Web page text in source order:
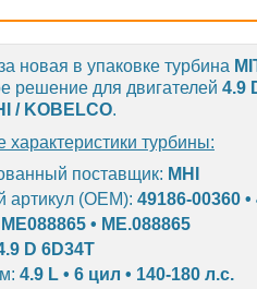
новая в упаковке турбина
решение для двигателей 4.9
/ KOBELCO.
турбины:
поставщик: MHI
(OEM): 49186-00360
ME088865 • ME.088865
D 6D34T
4.9 L • 6 цил • 140-180 л.с.